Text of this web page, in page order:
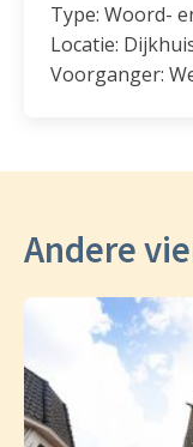
Type: Woord-
Locatie:
Voorganger:
Andere